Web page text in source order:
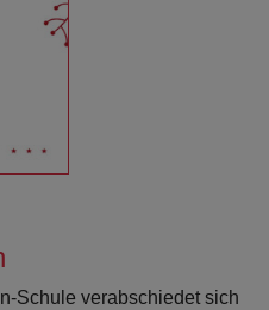
Schule verabschiedet sich